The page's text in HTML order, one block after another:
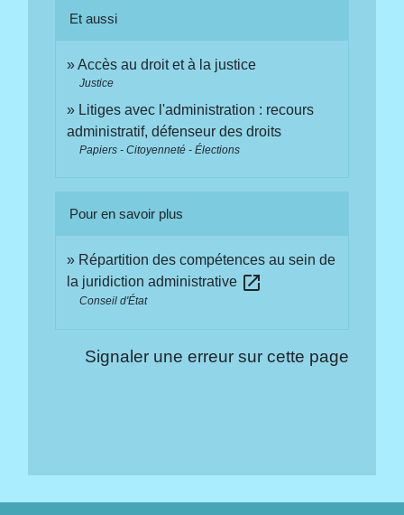
Et aussi
Accès au droit et à la justice
Justice
Litiges avec l'administration : recours
administratif, défenseur des droits
Papiers - Citoyenneté - Élections
Pour en savoir plus
Répartition des compétences au sein de
la juridiction administrative open_in_new
Conseil d'État
Signaler une erreur sur cette page